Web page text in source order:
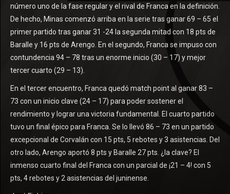
número uno de la fase regular y el rival de Franca en la definición.
De hecho, Minas comenzó arriba en la serie tras ganar 69 – 65 el
primer partido tras ganar 31 -24 la segunda mitad con 18 pts de
Baralle y 16 pts de Arengo. En el segundo, Franca se impuso con
contundencia 94 – 78 tras un enorme inicio (30 – 17) y mejor
tercer cuarto (29 – 13).
En el tercer encuentro, Franca quedó match point al ganar 83 –
73 con un inicio clave (24 – 17) para poder sostener el
rendimiento y lograr una victoria fundamental. El cuarto partido
tuvo un final épico para Franca. Se lo llevó 86 – 73 en un partido
excepcional de Corvalán con 15 pts, 5 rebotes y 3 asistencias. Del
otro lado, Arengo aportó 8 pts y Baralle 27 pts. ¿la clave? El
inmenso cuarto final del Franca con un parcial de ¡21 – 4! con 5
pts, 4 rebotes y 2 asistencias del juninense.